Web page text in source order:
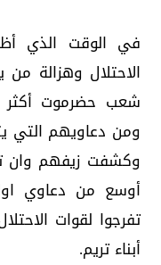
في الوقت الذي
الاحتلال وهزالة
شعب حضرموت أكثر
ومن دعاويهم التي
وكشفت زيفهم وان
أوسع من دعاوي
تفرجوا لقوات
أبناء تريم.